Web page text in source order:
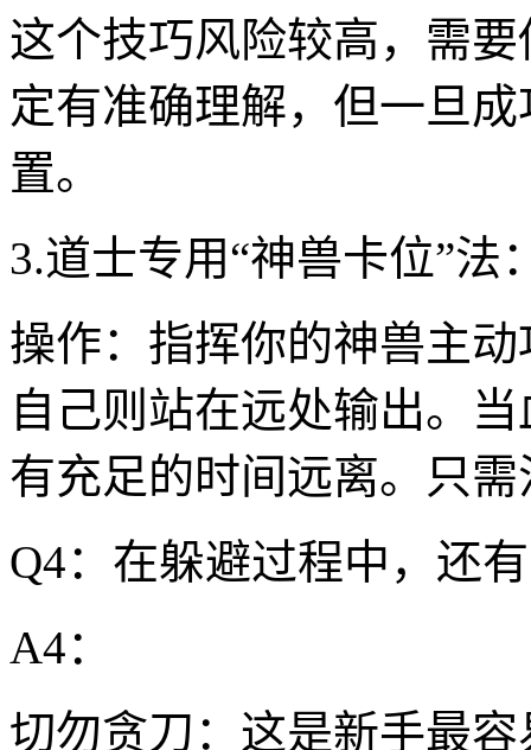
这个技巧风险较高，需
定有准确理解，但一旦
置。
3.道士专用“神兽卡位”法
操作：指挥你的神兽主
自己则站在远处输出。
有充足的时间远离。只
Q4：在躲避过程中，还
A4：
切勿贪刀：这是新手最